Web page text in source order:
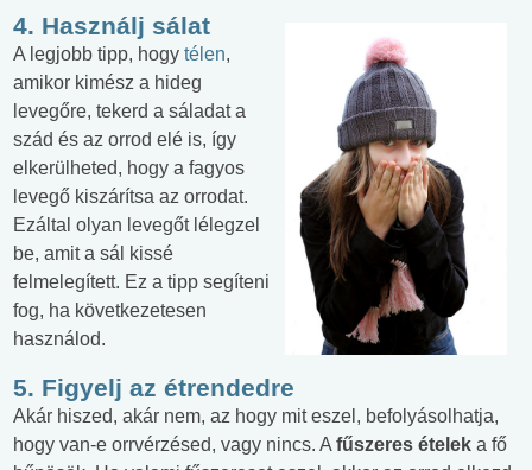
4. Használj sálat
A legjobb tipp, hogy télen,
amikor kimész a hideg
levegőre, tekerd a sáladat a
szád és az orrod elé is, így
elkerülheted, hogy a fagyos
levegő kiszárítsa az orrodat.
Ezáltal olyan levegőt lélegzel
be, amit a sál kissé
felmelegített. Ez a tipp segíteni
fog, ha következetesen
használod.
5. Figyelj az étrendedre
Akár hiszed, akár nem, az hogy mit eszel, befolyásolhatja,
hogy van-e orrvérzésed, vagy nincs. A fűszeres ételek a fő